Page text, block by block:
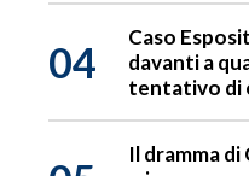
04
Caso
davanti a
tentativo di
Il dramma di